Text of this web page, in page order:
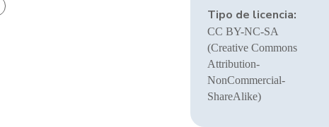
Tipo de licencia:
CC BY-NC-SA
(Creative Commons
Attribution-
NonCommercial-
ShareAlike)